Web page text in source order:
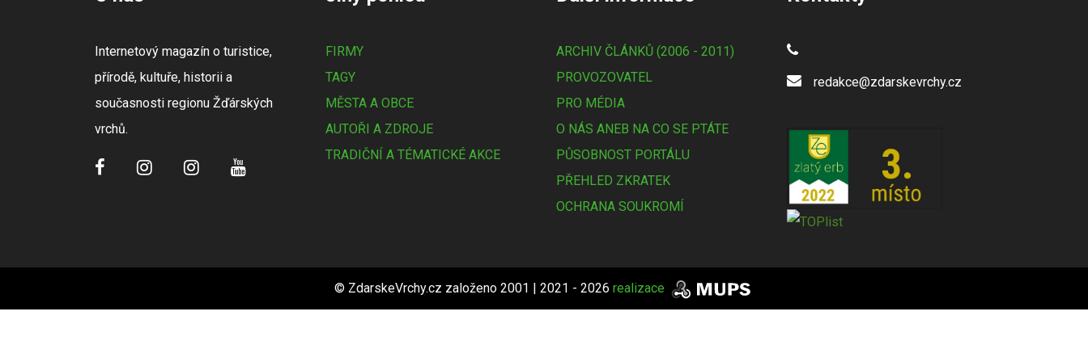
Internetový magazín o turistice,
přírodě, kultuře, historii a
současnosti regionu Žďárských
vrchů.
FIRMY
TAGY
MĚSTA A OBCE
AUTOŘI A ZDROJE
TRADIČNÍ A TÉMATICKÉ AKCE
ARCHIV ČLÁNKŮ (2006 - 2011)
PROVOZOVATEL
PRO MÉDIA
O NÁS ANEB NA CO SE PTÁTE
PŮSOBNOST PORTÁLU
PŘEHLED ZKRATEK
OCHRANA SOUKROMÍ
redakce@zdarskevrchy.cz
© ZdarskeVrchy.cz založeno 2001 | 2021 - 2026 realizace